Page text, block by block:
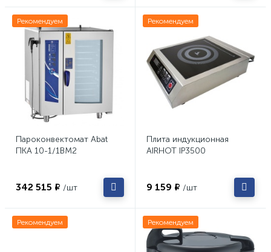
Рекомендуем
Пароконвектомат Abat
ПКА 10-1/1ВМ2
342 515 ₽ /шт
Рекомендуем
Плита индукционная
AIRHOT IP3500
9 159 ₽ /шт
Рекомендуем Рекомендуем